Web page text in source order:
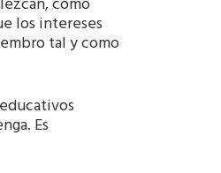
los intereses
tal y como
Es